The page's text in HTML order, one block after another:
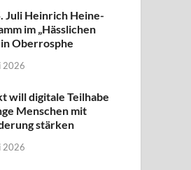
Juli Heinrich Heine-
im „Hässlichen
in Oberrosphe
2026
will digitale Teilhabe
Menschen mit
stärken
2026